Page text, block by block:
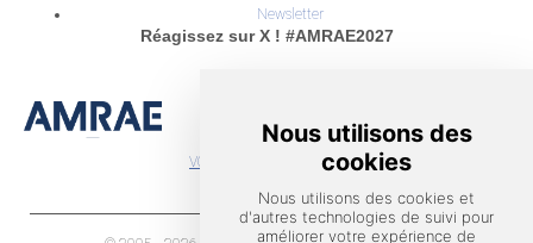
Newsletter
Réagissez sur X ! #AMRAE2027
Tel : +33 (0)4 58 00 20 10
contact@amrae-rencontres.fr
Permanence téléphonique
du lundi au vendredi de 9h à 12h et de 14h à 17h
VOIR TOUS LES TWEETS